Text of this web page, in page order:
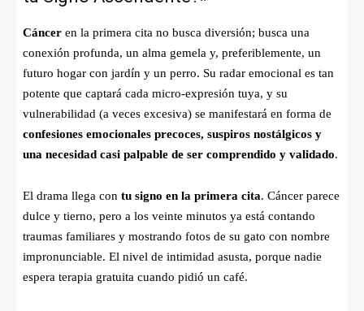
Cáncer en la primera cita no busca diversión; busca una
conexión profunda, un alma gemela y, preferiblemente, un
futuro hogar con jardín y un perro. Su radar emocional es tan
potente que captará cada micro-expresión tuya, y su
vulnerabilidad (a veces excesiva) se manifestará en forma de
confesiones emocionales precoces, suspiros nostálgicos y
una necesidad casi palpable de ser comprendido y validado.
El drama llega con tu signo en la primera cita. Cáncer parece
dulce y tierno, pero a los veinte minutos ya está contando
traumas familiares y mostrando fotos de su gato con nombre
impronunciable. El nivel de intimidad asusta, porque nadie
espera terapia gratuita cuando pidió un café.